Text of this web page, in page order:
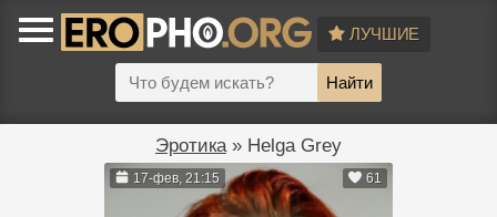
ЛУЧШИЕ
Найти
Эротика» Helga Grey
17-фев, 21:15 61